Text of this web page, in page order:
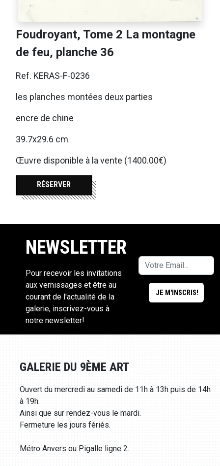
Foudroyant, Tome 2 La montagne
de feu, planche 36
Ref. KERAS-F-0236
les planches montées deux parties
encre de chine
39.7x29.6 cm
Œuvre disponible à la vente (1400.00€)
RÉSERVER
NEWSLETTER
Pour recevoir les invitations
aux vernissages et être au
courant de l'actualité de la
galerie, inscrivez-vous à
notre newsletter!
GALERIE DU 9ÈME ART
Ouvert du mercredi au samedi de 11h à 13h puis de 14h
à 19h.
Ainsi que sur rendez-vous le mardi.
Fermeture les jours fériés.
Métro Anvers ou Pigalle ligne 2.